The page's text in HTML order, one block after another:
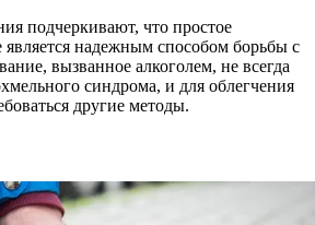
подчеркивают, что простое
надежным способом борьбы с
вызванное алкоголем, не всегда
синдрома, и для облегчения
другие методы.